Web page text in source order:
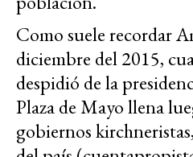
Como suele recordar
diciembre del 2015,
despidió de la
Plaza de Mayo llena
gobiernos